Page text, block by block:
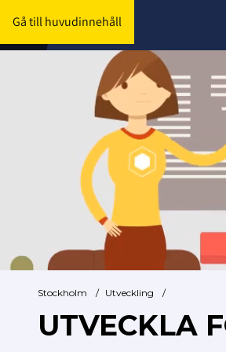
Gå till huvudinnehåll
Stockholm / Utveckling /
UTVECKLA